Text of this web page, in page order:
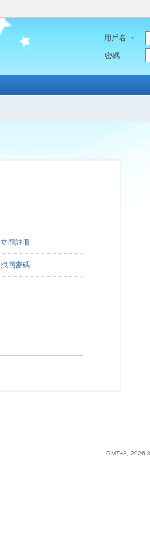
用戶名
密碼
立即註冊
找回密碼
GMT+8, 2026-